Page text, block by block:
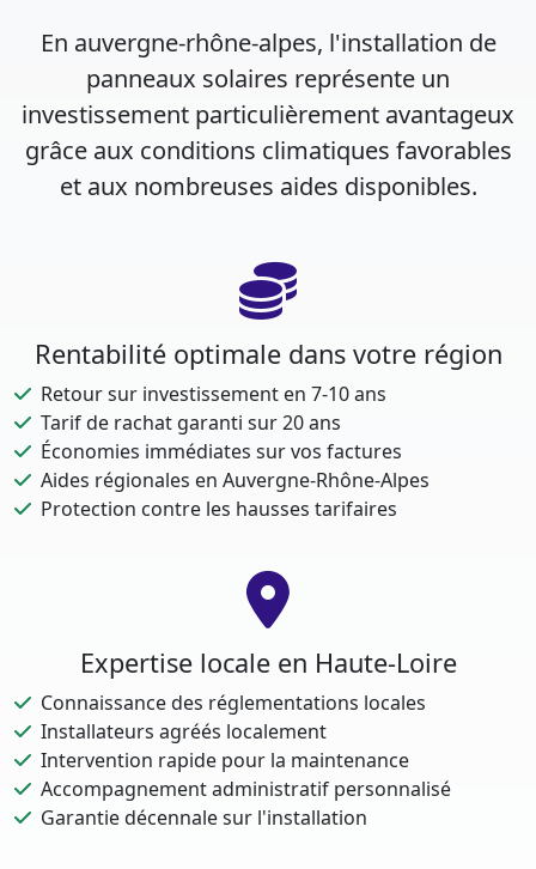
En auvergne-rhône-alpes, l'installation de
panneaux solaires représente un
investissement particulièrement avantageux
grâce aux conditions climatiques favorables
et aux nombreuses aides disponibles.
Rentabilité optimale dans votre région
Retour sur investissement en 7-10 ans
Tarif de rachat garanti sur 20 ans
Économies immédiates sur vos factures
Aides régionales en Auvergne-Rhône-Alpes
Protection contre les hausses tarifaires
Expertise locale en Haute-Loire
Connaissance des réglementations locales
Installateurs agréés localement
Intervention rapide pour la maintenance
Accompagnement administratif personnalisé
Garantie décennale sur l'installation